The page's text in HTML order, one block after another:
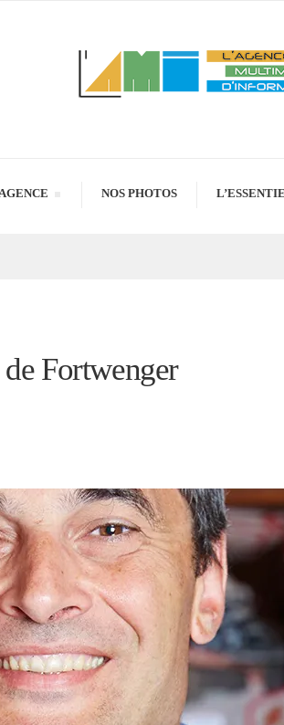
NOS PHOTOS
Fortwenger